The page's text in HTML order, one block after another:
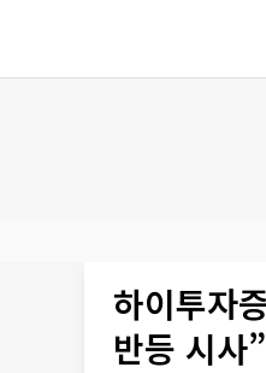
하이투자
반등 시사”